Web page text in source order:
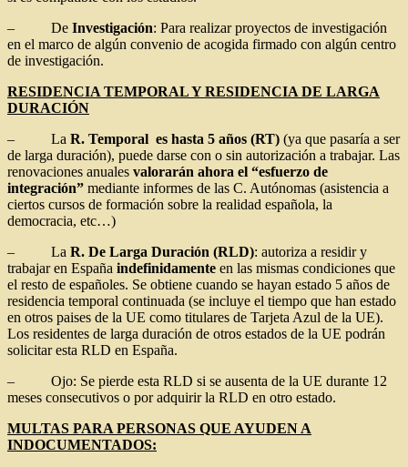
– De Investigación: Para realizar proyectos de investigación
en el marco de algún convenio de acogida firmado con algún centro
de investigación.
RESIDENCIA TEMPORAL Y RESIDENCIA DE LARGA
DURACIÓN
– La R. Temporal es hasta 5 años (RT) (ya que pasaría a ser
de larga duración), puede darse con o sin autorización a trabajar. Las
renovaciones anuales valorarán ahora el “esfuerzo de
integración” mediante informes de las C. Autónomas (asistencia a
ciertos cursos de formación sobre la realidad española, la
democracia, etc…)
– La R. De Larga Duración (RLD): autoriza a residir y
trabajar en España indefinidamente en las mismas condiciones que
el resto de españoles. Se obtiene cuando se hayan estado 5 años de
residencia temporal continuada (se incluye el tiempo que han estado
en otros paises de la UE como titulares de Tarjeta Azul de la UE).
Los residentes de larga duración de otros estados de la UE podrán
solicitar esta RLD en España.
– Ojo: Se pierde esta RLD si se ausenta de la UE durante 12
meses consecutivos o por adquirir la RLD en otro estado.
MULTAS PARA PERSONAS QUE AYUDEN A
INDOCUMENTADOS: